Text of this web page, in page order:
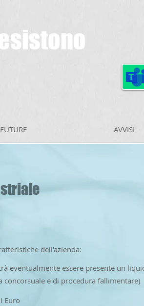
AVVISI
dell'azienda:
eventualmente essere presente un
concorsuale e di procedura fallimentare)
Euro